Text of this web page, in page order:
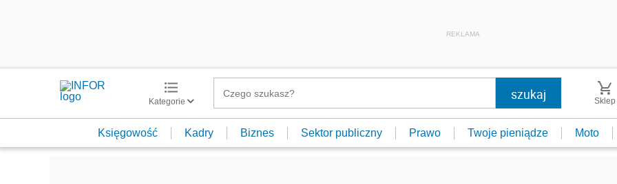
REKLAMA
Kategorie Sklep
Księgowość Kadry Biznes Sektor publiczny Prawo Twoje pieniądze Moto